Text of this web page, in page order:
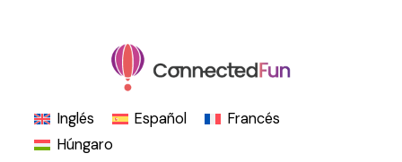
Inglés Español
Francés
Húngaro